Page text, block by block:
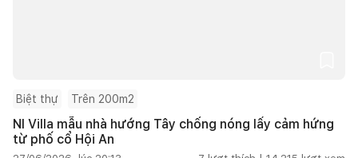
Biệt thự Trên 200m2
NI Villa mẫu nhà hướng Tây chống nóng lấy cảm hứng
từ phố cổ Hội An